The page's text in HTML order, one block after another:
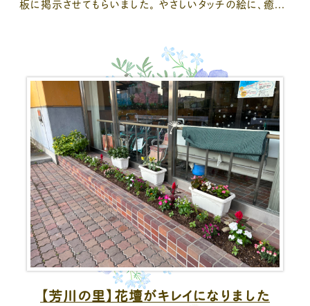
板に掲示させてもらいました。 やさしいタッチの絵に、癒...
【芳川の里】花壇がキレイになりました